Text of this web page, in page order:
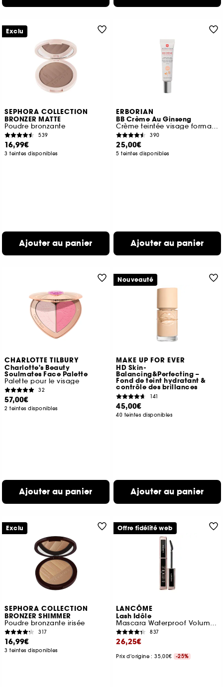
SEPHORA COLLECTION
BRONZER MATTE
Poudre bronzante
539
16,99€
3 teintes disponibles
Ajouter au panier
Exclu
ERBORIAN
BB Crème Au Ginseng
Crème teintée visage format voyage
390
25,00€
5 teintes disponibles
Ajouter au panier
CHARLOTTE TILBURY
Charlotte's Beauty
Soulmates Face Palette
Palette pour le visage
32
57,00€
2 teintes disponibles
Ajouter au panier
MAKE UP FOR EVER
HD Skin-
Balancing&Perfecting –
Fond de teint hydratant &
contrôle des brillances
141
45,00€
40 teintes disponibles
Ajouter au panier
Nouveauté
SEPHORA COLLECTION
BRONZER SHIMMER
Poudre bronzante irisée
317
16,99€
3 teintes disponibles
Exclu
LANCÔME
Lash Idôle
Mascara Waterproof Volume Effet Cils Recourbés
837
26,25€
Prix d'origine : 35,00€ -25%
Offre fidélité web